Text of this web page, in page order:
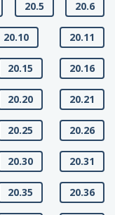
20.5 20.6
20.10 20.11
20.15 20.16
20.20 20.21
20.25 20.26
20.30 20.31
20.35 20.36